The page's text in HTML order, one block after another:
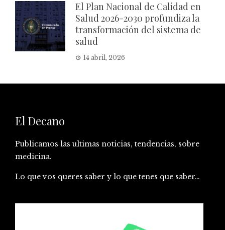
El Plan Nacional de Calidad en
Salud 2026-2030 profundiza la
transformación del sistema de
salud
14 abril, 2026
El Decano
Publicamos las ultimas noticias, tendencias, sobre
medicina.
Lo que vos queres saber y lo que tenes que saber…